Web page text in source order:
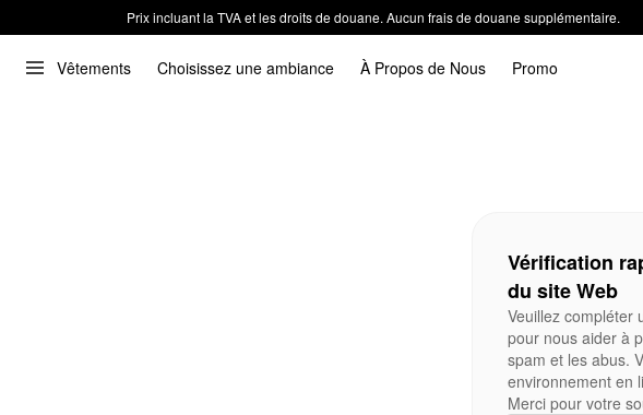
Prix incluant la TVA et les droits de douane. Aucun frais de douane supplémentaire.
Vêtements Choisissez une ambiance À Propos de Nous Promo
Vérification
du site Web
Veuillez compléter
pour nous aider à
spam et les abus.
environnement en
Merci pour votre